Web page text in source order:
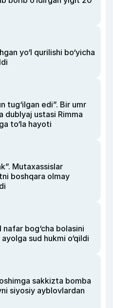
yo‘l qurilishi bo‘yicha
tug‘ilgan edi”. Bir umr
dublyaj ustasi Rimma
to‘la hayoti
Mutaxassislar
boshqara olmay
nafar bog‘cha bolasini
sud hukmi o‘qildi
sakkizta bomba
siyosiy ayblovlardan